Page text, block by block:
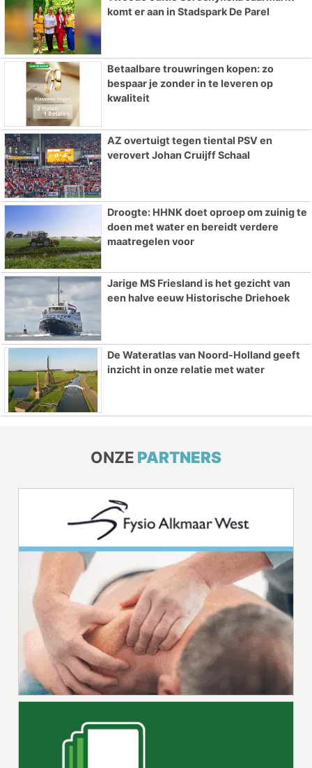
komt er aan in Stadspark De Parel
Betaalbare trouwringen kopen: zo
bespaar je zonder in te leveren op
kwaliteit
AZ overtuigt tegen tiental PSV en
verovert Johan Cruijff Schaal
Droogte: HHNK doet oproep om zuinig te
doen met water en bereidt verdere
maatregelen voor
Jarige MS Friesland is het gezicht van
een halve eeuw Historische Driehoek
De Wateratlas van Noord-Holland geeft
inzicht in onze relatie met water
ONZE PARTNERS